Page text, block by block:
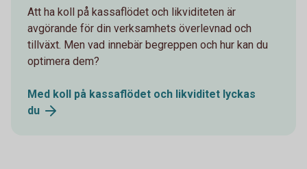
Att ha koll på kassaflödet och likviditeten är
avgörande för din verksamhets överlevnad och
tillväxt. Men vad innebär begreppen och hur kan du
optimera dem?
Med koll på kassaflödet och likviditet lyckas
du